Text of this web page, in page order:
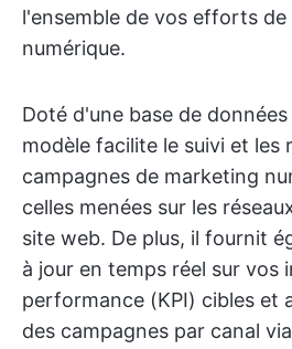
l'ensemble de vos efforts
numérique.
Doté d'une base de
modèle facilite le suivi et les
campagnes de marketing
celles menées sur les
site web. De plus, il fournit
à jour en temps réel sur vos
performance (KPI) cibles et
des campagnes par canal via